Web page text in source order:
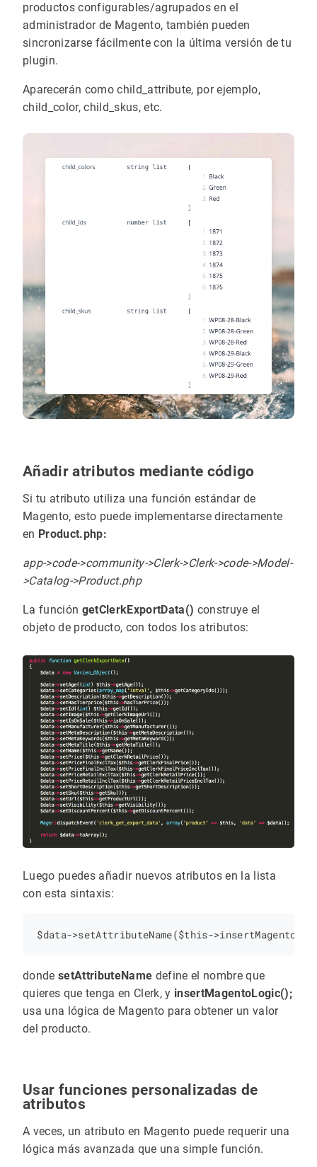
productos configurables/agrupados en el
administrador de Magento, también pueden
sincronizarse fácilmente con la última versión de tu
plugin.
Aparecerán como child_attribute, por ejemplo,
child_color, child_skus, etc.
Añadir atributos mediante código
Si tu atributo utiliza una función estándar de
Magento, esto puede implementarse directamente
en Product.php:
app->code->community->Clerk->Clerk->code->Model-
>Catalog->Product.php
La función getClerkExportData() construye el
objeto de producto, con todos los atributos:
Luego puedes añadir nuevos atributos en la lista
con esta sintaxis:
donde setAttributeName define el nombre que
quieres que tenga en Clerk, y insertMagentoLogic();
usa una lógica de Magento para obtener un valor
del producto.
Usar funciones personalizadas de
atributos
A veces, un atributo en Magento puede requerir una
lógica más avanzada que una simple función.